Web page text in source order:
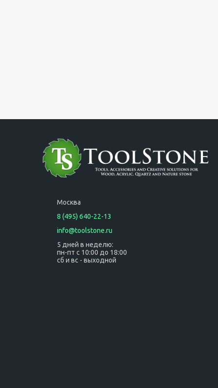
Москва
8 (495) 640-22-13
info@toolstone.ru
5 дней в неделю:
пн-пт с 10:00 до 18:00
сб и вс - выходной